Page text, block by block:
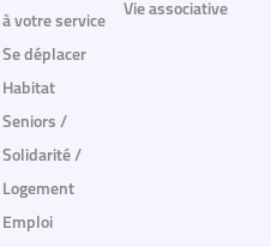
à votre service
Se déplacer
Habitat
Seniors /
Solidarité /
Logement
Emploi
Vie associative